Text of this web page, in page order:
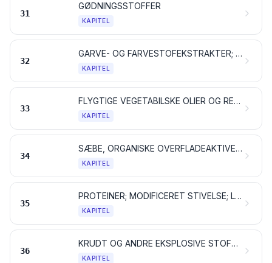
31
GØDNINGSSTOFFER
KAPITEL
32
GARVE- OG FARVESTOFEKSTRAKTER; GARVESYRER OG DERIVATER DERAF; FARVER, PIGMENTER OG ANDRE FARVESTOFFER; MALING OG LAKKER; KIT, SPARTELMASSE OG LIGN.; TRYKFARVER, BLÆK OG TUSCH
KAPITEL
33
FLYGTIGE VEGETABILSKE OLIER OG RESINOIDER; PARFUMEVARER, KOSMETIK OG TOILETMIDLER
KAPITEL
34
SÆBE, ORGANISKE OVERFLADEAKTIVE STOFFER SAMT VASKE- OG RENGØRINGSMIDLER, SMØREMIDLER, SYNTETISK VOKS OG TILBEREDT VOKS, PUDSE- OG SKUREMIDLER, LYS OG LIGNENDE PRODUKTER, MODELLERMASSE, DENTALVOKS OG ANDRE DENTALPRÆPARATER PÅ BASIS AF GIPS
KAPITEL
35
PROTEINER; MODIFICERET STIVELSE; LIM OG KLISTER; ENZYMER
KAPITEL
36
KRUDT OG ANDRE EKSPLOSIVE STOFFER; PYROTEKNISKE ARTIKLER; TÆNDSTIKKER; PYROFORE LEGERINGER; VISSE BRÆNDBARE MATERIALER
KAPITEL